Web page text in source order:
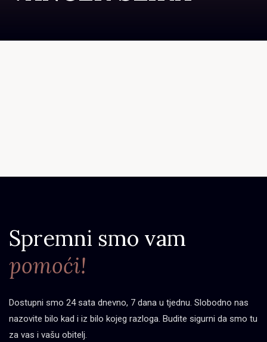
Spremni smo vam
pomoći!
Dostupni smo 24 sata dnevno, 7 dana u tjednu. Slobodno nas
nazovite bilo kad i iz bilo kojeg razloga. Budite sigurni da smo tu
za vas i vašu obitelj.